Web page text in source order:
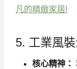
凡的精緻家居!
5. 工業風
核心精神：